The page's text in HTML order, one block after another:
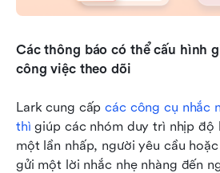
Các thông báo có thể cấu hình
công việc theo dõi
Lark cung cấp các công cụ nhắc
thì giúp các nhóm duy trì nhịp độ
một lần nhấp, người yêu cầu
gửi một lời nhắc nhẹ nhàng đến